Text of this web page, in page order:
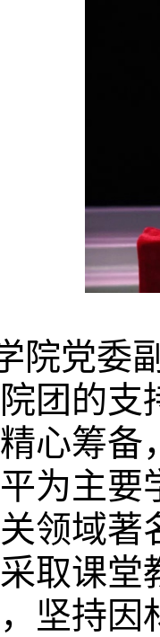
院党委
团的支
心筹备
为主要
领域著
取课堂
坚持因